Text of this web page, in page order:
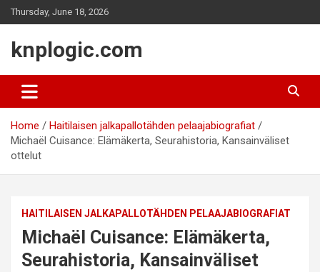
Skip
to
Thursday, June 18, 2026
knplogic.com
Home
Haitilaisen jalkapallotähden pelaajabiografiat
Michaël Cuisance: Elämäkerta, Seurahistoria, Kansainväliset
ottelut
HAITILAISEN JALKAPALLOTÄHDEN PELAAJABIOGRAFIAT
Michaël Cuisance: Elämäkerta,
Seurahistoria, Kansainväliset